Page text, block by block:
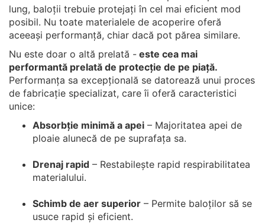
lung, baloții trebuie protejați în cel mai eficient mod
posibil. Nu toate materialele de acoperire oferă
aceeași performanță, chiar dacă pot părea similare.
Nu este doar o altă prelată - este cea mai
performantă prelată de protecție de pe piață.
Performanța sa excepțională se datorează unui proces
de fabricație specializat, care îi oferă caracteristici
unice:
Absorbție minimă a apei – Majoritatea apei de
ploaie alunecă de pe suprafața sa.
Drenaj rapid – Restabilește rapid respirabilitatea
materialului.
Schimb de aer superior – Permite baloților să se
usuce rapid și eficient.